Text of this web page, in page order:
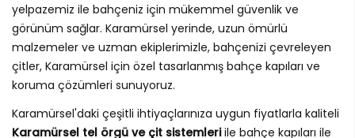
yelpazemiz ile bahçeniz için mükemmel güvenlik ve
görünüm sağlar. Karamürsel yerinde, uzun ömürlü
malzemeler ve uzman ekiplerimizle, bahçenizi çevreleyen
çitler, Karamürsel için özel tasarlanmış bahçe kapıları ve
koruma çözümleri sunuyoruz.
Karamürsel'daki çeşitli ihtiyaçlarınıza uygun fiyatlarla kaliteli
Karamürsel tel örgü ve çit sistemleriile bahçe kapıları ile